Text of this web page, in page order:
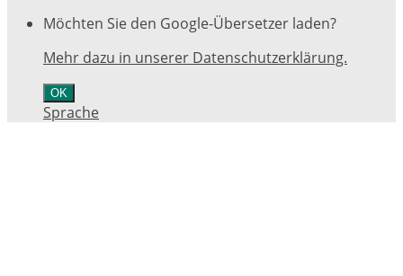
Möchten Sie den Google-Übersetzer laden?
Mehr dazu in unserer Datenschutzerklärung.
OK
Sprache